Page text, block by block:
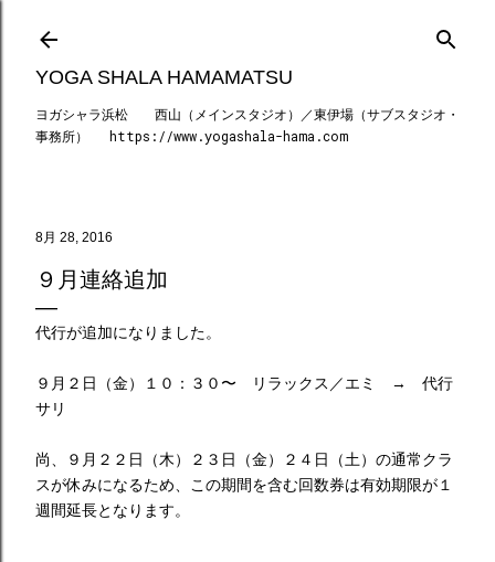
スキップしてメイン コンテンツに移動
YOGA SHALA HAMAMATSU
ヨガシャラ浜松 西山（メインスタジオ）／東伊場（サブスタジオ・
事務所） https://www.yogashala-hama.com
8月 28, 2016
９月連絡追加
代行が追加になりました。
９月２日（金）１０：３０〜 リラックス／エミ → 代行
サリ
尚、９月２２日（木）２３日（金）２４日（土）の通常クラ
スが休みになるため、この期間を含む回数券は有効期限が１
週間延長となります。